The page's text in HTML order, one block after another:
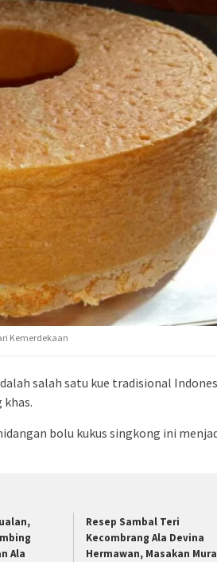
Kemerdekaan
salah satu kue tradisional
bolu kukus singkong ini
Ala
Resep Sambal Teri
Kecombrang Ala Devina
Hermawan, Masakan